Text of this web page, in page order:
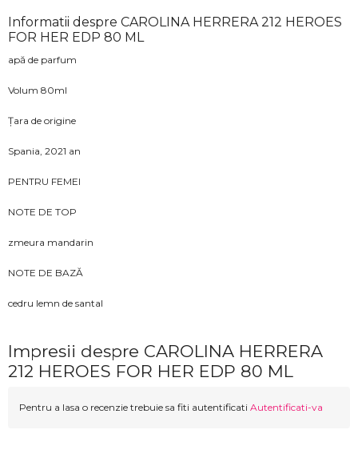
Informatii despre CAROLINA HERRERA 212 HEROES
FOR HER EDP 80 ML
apă de parfum
Volum 80ml
Țara de origine
Spania, 2021 an
PENTRU FEMEI
NOTE DE TOP
zmeura mandarin
NOTE DE BAZĂ
cedru lemn de santal
Impresii despre CAROLINA HERRERA
212 HEROES FOR HER EDP 80 ML
Pentru a lasa o recenzie trebuie sa fiti autentificati Autentificati-va